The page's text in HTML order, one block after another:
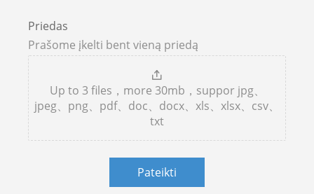
Priedas
Prašome įkelti bent vieną priedą
Up to 3 files，more 30mb，suppor jpg、
jpeg、png、pdf、doc、docx、xls、xlsx、csv、
txt
Pateikti